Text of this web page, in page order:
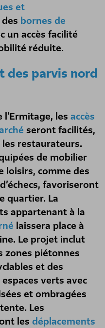
et
bornes de
un accès facilité
réduite.
des parvis nord
l'Ermitage, lesaccès
seront facilités,
les restaurateurs.
de mobilier
loisirs, comme des
favoriseront
quartier. La
appartenant à la
laissera place à
Le projet inclut
zones piétonnes
et des
verts avec
et ombragées
Les
lesdéplacements